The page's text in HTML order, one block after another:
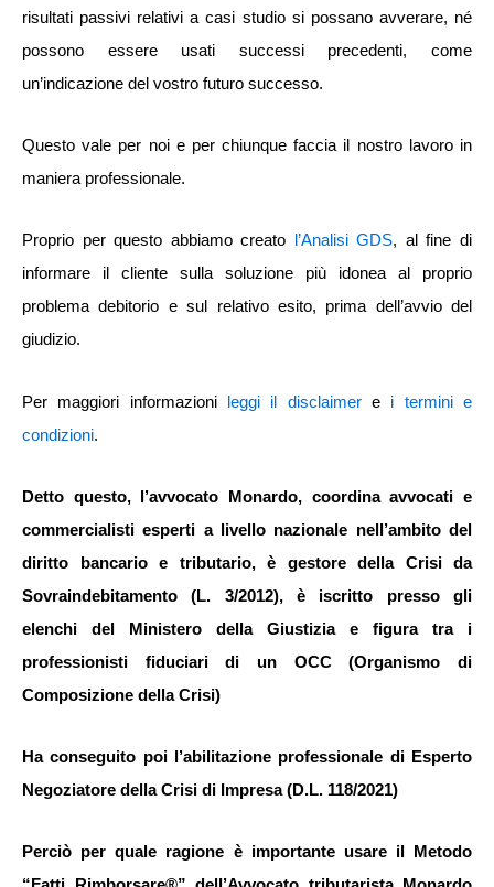
risultati passivi relativi a casi studio si possano avverare, né
possono essere usati successi precedenti, come
un’indicazione del vostro futuro successo.
Questo vale per noi e per chiunque faccia il nostro lavoro in
maniera professionale.
Proprio per questo abbiamo creato l’Analisi GDS, al fine di
informare il cliente sulla soluzione più idonea al proprio
problema debitorio e sul relativo esito, prima dell’avvio del
giudizio.
Per maggiori informazioni leggi il disclaimere i termini e
condizioni.
Detto questo, l’avvocato Monardo, coordina avvocati e
commercialisti esperti a livello nazionale nell’ambito del
diritto bancario e tributario, è gestore della Crisi da
Sovraindebitamento (L. 3/2012), è iscritto presso gli
elenchi del Ministero della Giustizia e figura tra i
professionisti fiduciari di un OCC (Organismo di
Composizione della Crisi)
Ha conseguito poi l’abilitazione professionale di Esperto
Negoziatore della Crisi di Impresa (D.L. 118/2021)
Perciò per quale ragione è importante usare il Metodo